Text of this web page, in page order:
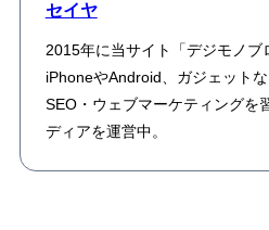
セイヤ
2015年に当サイト「デジモノブ
iPhoneやAndroid、ガジェット
SEO・ウェブマーケティングを
ディアを運営中。